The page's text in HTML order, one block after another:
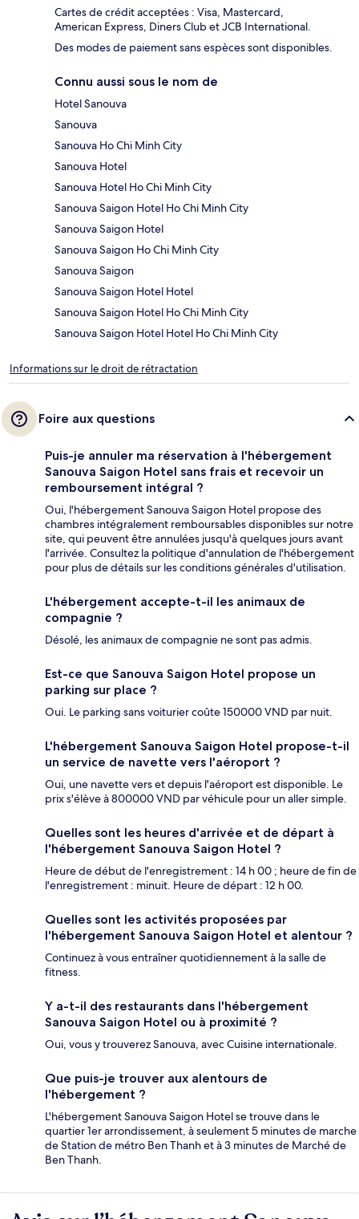
Cartes de crédit acceptées : Visa, Mastercard,
American Express, Diners Club et JCB International.
Des modes de paiement sans espèces sont disponibles.
Connu aussi sous le nom de
Hotel Sanouva
Sanouva
Sanouva Ho Chi Minh City
Sanouva Hotel
Sanouva Hotel Ho Chi Minh City
Sanouva Saigon Hotel Ho Chi Minh City
Sanouva Saigon Hotel
Sanouva Saigon Ho Chi Minh City
Sanouva Saigon
Sanouva Saigon Hotel Hotel
Sanouva Saigon Hotel Ho Chi Minh City
Sanouva Saigon Hotel Hotel Ho Chi Minh City
Informations sur le droit de rétractation
Foire aux questions
Puis-je annuler ma réservation à l'hébergement
Sanouva Saigon Hotel sans frais et recevoir un
remboursement intégral ?
Oui, l'hébergement Sanouva Saigon Hotel propose des
chambres intégralement remboursables disponibles sur notre
site, qui peuvent être annulées jusqu'à quelques jours avant
l'arrivée. Consultez la politique d'annulation de l'hébergement
pour plus de détails sur les conditions générales d'utilisation.
L'hébergement accepte-t-il les animaux de
compagnie ?
Désolé, les animaux de compagnie ne sont pas admis.
Est-ce que Sanouva Saigon Hotel propose un
parking sur place ?
Oui. Le parking sans voiturier coûte 150000 VND par nuit.
L'hébergement Sanouva Saigon Hotel propose-t-il
un service de navette vers l'aéroport ?
Oui, une navette vers et depuis l'aéroport est disponible. Le
prix s'élève à 800000 VND par véhicule pour un aller simple.
Quelles sont les heures d'arrivée et de départ à
l'hébergement Sanouva Saigon Hotel ?
Heure de début de l'enregistrement : 14 h 00 ; heure de fin de
l'enregistrement : minuit. Heure de départ : 12 h 00.
Quelles sont les activités proposées par
l'hébergement Sanouva Saigon Hotel et alentour ?
Continuez à vous entraîner quotidiennement à la salle de
fitness.
Y a-t-il des restaurants dans l'hébergement
Sanouva Saigon Hotel ou à proximité ?
Oui, vous y trouverez Sanouva, avec Cuisine internationale.
Que puis-je trouver aux alentours de
l'hébergement ?
L'hébergement Sanouva Saigon Hotel se trouve dans le
quartier 1er arrondissement, à seulement 5 minutes de marche
de Station de métro Ben Thanh et à 3 minutes de Marché de
Ben Thanh.